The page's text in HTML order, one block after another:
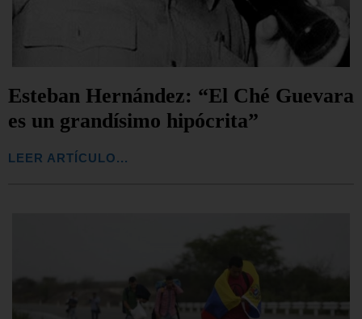
Esteban Hernández: “El Ché Guevara
es un grandísimo hipócrita”
LEER ARTÍCULO...